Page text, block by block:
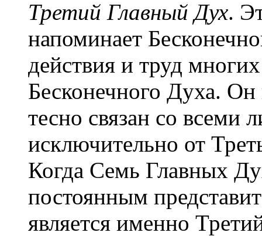
Третий Главный Дух.
напоминает
действия и труд
Бесконечного Духа. Он
тесно связан со всеми
исключительно от
Когда Семь Главных
постоянным
является именно